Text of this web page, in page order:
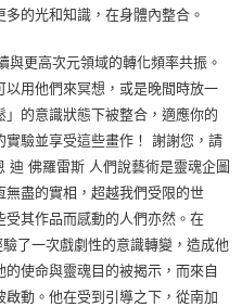
的光和知識，在身體內整合。
更高次元領域的轉化頻率共振。
用他們來冥想，或是晚間時放一
的意識狀態下被整合，適應你的
驗並享受這些畫作！ 謝謝您，請
迪 佛羅雷斯 人們說藝術是靈魂企圖
盡的實相，超越我們受限的世
其作品而感動的人們亦然。在
了一次戲劇性的意識轉變，造成他
使命與靈魂目的被揭示，而來自
動。他在受到引導之下，從南加